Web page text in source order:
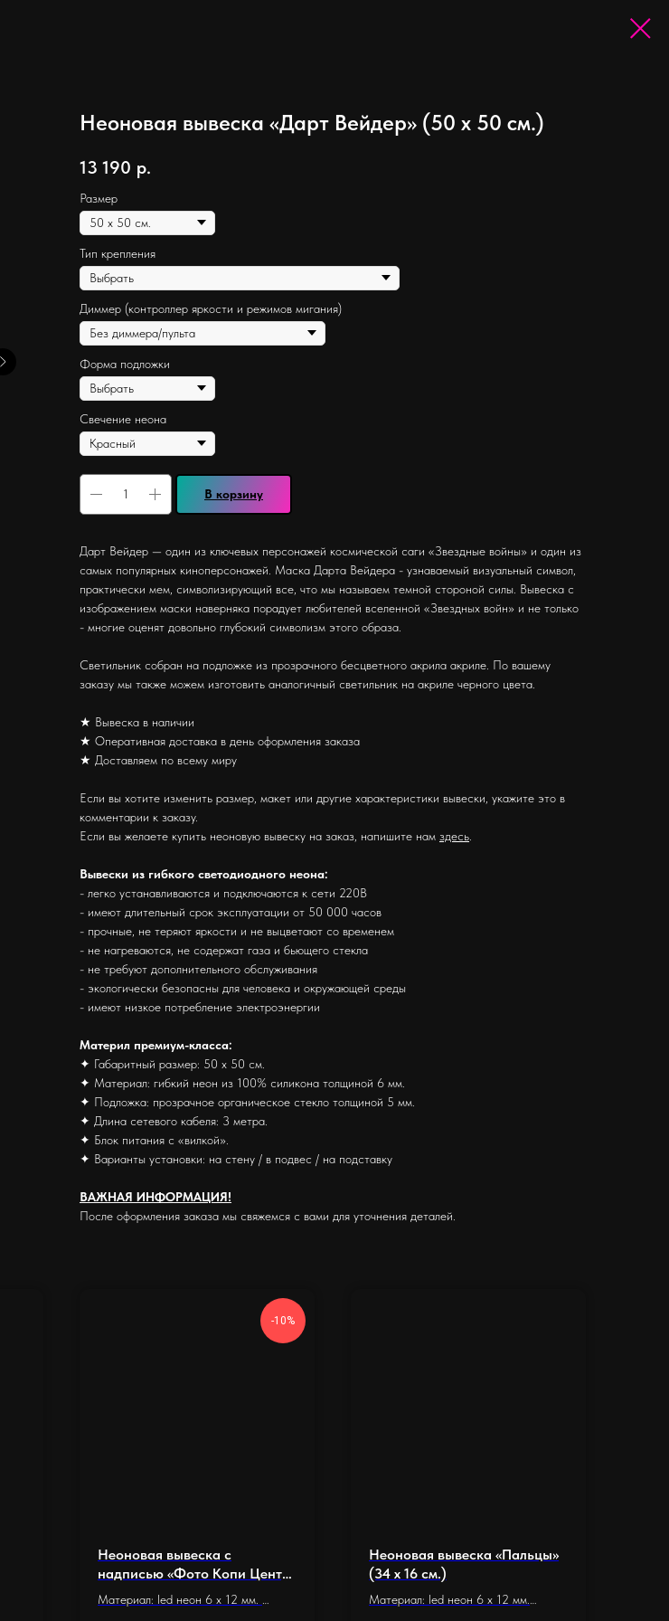
Неоновая вывеска «Дарт Вейдер» (50 х 50 см.)
13 190 р.
Размер
Тип крепления
Диммер (контроллер яркости и режимов мигания)
Форма подложки
Свечение неона
В корзину
Дарт Вейдер — один из ключевых персонажей космической саги «Звездные войны» и один из
самых популярных киноперсонажей. Маска Дарта Вейдера - узнаваемый визуальный символ,
практически мем, символизирующий все, что мы называем темной стороной силы. Вывеска с
изображением маски наверняка порадует любителей вселенной «Звездных войн» и не только
- многие оценят довольно глубокий символизм этого образа.
Светильник собран на подложке из прозрачного бесцветного акрила акриле. По вашему
заказу мы также можем изготовить аналогичный светильник на акриле черного цвета.
★ Вывеска в наличии
★ Оперативная доставка в день оформления заказа
★ Доставляем по всему миру
Если вы хотите изменить размер, макет или другие характеристики вывески, укажите это в
комментарии к заказу.
Если вы желаете купить неоновую вывеску на заказ, напишите нам здесь
Вывески из гибкого светодиодного неона:
- легко устанавливаются и подключаются к сети 220В
- имеют длительный срок эксплуатации от 50 000 часов
- прочные, не теряют яркости и не выцветают со временем
- не нагреваются, не содержат газа и бьющего стекла
- не требуют дополнительного обслуживания
- экологически безопасны для человека и окружающей среды
- имеют низкое потребление электроэнергии
Материл премиум-класса:
✦ Габаритный размер: 50 х 50 см.
✦ Материал: гибкий неон из 100% силикона толщиной 6 мм.
✦ Подложка: прозрачное органическое стекло толщиной 5 мм.
✦ Длина сетевого кабеля: 3 метра.
✦ Блок питания с «вилкой».
✦ Варианты установки: на стену / в подвес / на подставку
ВАЖНАЯ ИНФОРМАЦИЯ!
После оформления заказа мы свяжемся с вами для уточнения деталей.
-10%
Неоновая вывеска с
надписью «Фото Копи Центр»
(63 х 70 см.)
Материал: led неон 6 x 12 мм.
Неоновая вывеска «Пальцы»
(34 х 16 см.)
Материал: led неон 6 x 12 мм.